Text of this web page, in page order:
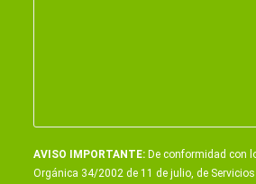
AVISO IMPORTANTE: De conformidad con
Orgánica 34/2002 de 11 de julio, de